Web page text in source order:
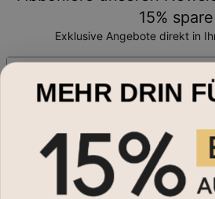
15% spare
Exklusive Angebote direkt in
Schmuckart
Namensketten
MEHR DRIN